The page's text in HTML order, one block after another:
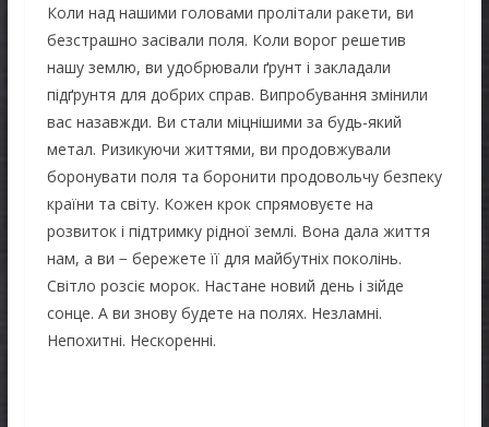
Коли над нашими головами пролітали ракети, ви
безстрашно засівали поля. Коли ворог решетив
нашу землю, ви удобрювали ґрунт і закладали
підґрунтя для добрих справ. Випробування змінили
вас назавжди. Ви стали міцнішими за будь-який
метал. Ризикуючи життями, ви продовжували
боронувати поля та боронити продовольчу безпеку
країни та світу. Кожен крок спрямовуєте на
розвиток і підтримку рідної землі. Вона дала життя
нам, а ви − бережете її для майбутніх поколінь.
Світло розсіє морок. Настане новий день і зійде
сонце. А ви знову будете на полях. Незламні.
Непохитні. Нескоренні.